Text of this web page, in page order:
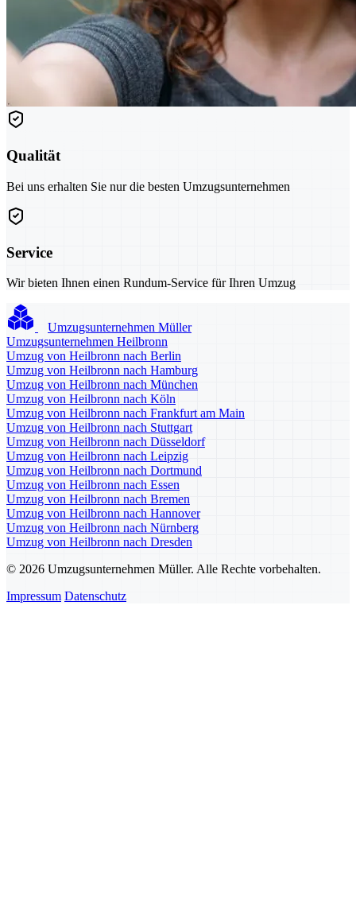
Qualität
Bei uns erhalten Sie nur die besten Umzugsunternehmen
Service
Wir bieten Ihnen einen Rundum-Service für Ihren Umzug
Umzugsunternehmen Müller
Umzugsunternehmen Heilbronn
Umzug von Heilbronn nach Berlin
Umzug von Heilbronn nach Hamburg
Umzug von Heilbronn nach München
Umzug von Heilbronn nach Köln
Umzug von Heilbronn nach Frankfurt am Main
Umzug von Heilbronn nach Stuttgart
Umzug von Heilbronn nach Düsseldorf
Umzug von Heilbronn nach Leipzig
Umzug von Heilbronn nach Dortmund
Umzug von Heilbronn nach Essen
Umzug von Heilbronn nach Bremen
Umzug von Heilbronn nach Hannover
Umzug von Heilbronn nach Nürnberg
Umzug von Heilbronn nach Dresden
© 2026 Umzugsunternehmen Müller. Alle Rechte vorbehalten.
Impressum Datenschutz